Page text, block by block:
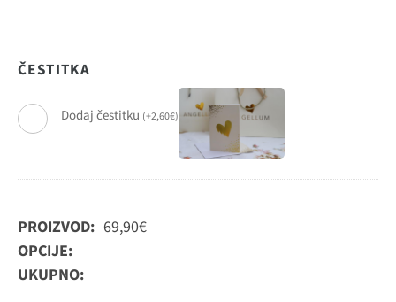
ČESTITKA
Dodaj čestitku (+2,60€)
PROIZVOD: 69,90€
OPCIJE:
UKUPNO: